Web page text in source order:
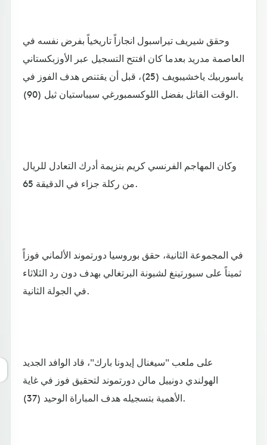
وحقق شيريف تيراسبول انجازاً تاريخياً بفرض نفسه في
العاصمة مدريد بعدما كان افتتح التسجيل عبر الأوزبكستاني
ياسوربيك ياخشيبويف (25)، قبل أن يقتنص هدف الفوز في
الوقت القاتل بفضل اللوكسمبورغي سيباستيان ثيل (90).
وكان المهاجم الفرنسي كريم بنزيمة أدرك التعادل للريال
من ركلة جزاء في الدقيقة 65.
في المجموعة الثانية، حقق بوروسيا دورتموند الألماني فوزاً
ثميناً على سبورتينغ لشبونة البرتغالي بهدف دون رد الثلاثاء
في الجولة الثانية.
على ملعب "سيغنال إيدونا بارك"، قاد الوافد الجديد
الهولندي دونييل مالن دورتموند لتحقيق فوز في غاية
الأهمية بتسجيله هدف المباراة الوحيد (37).